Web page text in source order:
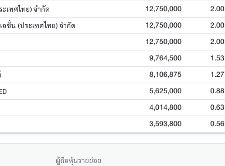
เทศไทย) จำกัด 12,750,000 2.00
อชั่น (ประเทศไทย) จำกัด 12,750,000 2.00
12,750,000 2.00
9,764,500 1.53
8,106,875 1.27
5,625,000 0.88
4,014,800 0.63
3,593,800 0.56
ผู้ถือหุ้นรายย่อย